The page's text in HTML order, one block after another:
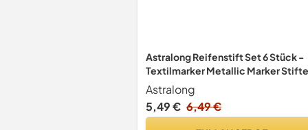
Astralong Reifenstift Set 6 Stück -
Textilmarker Metallic Marker Stifte
Acrylstifte Wasserfest, 1-3mm
Rundspitze für Auto Motorrad
Glas, Metall, Textil
Astralong
5,49 € 6,49 €